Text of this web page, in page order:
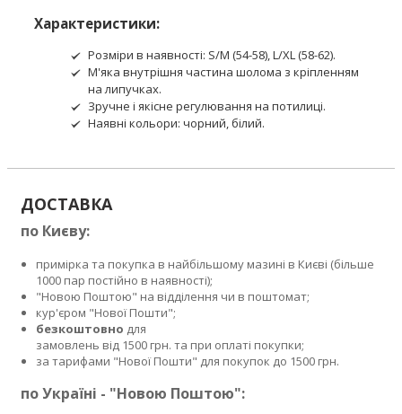
Характеристики:
Розміри в наявності: S/M (54-58), L/XL (58-62).
М'яка внутрішня частина шолома з кріпленням
на липучках.
Зручне і якісне регулювання на потилиці.
Наявні кольори: чорний, білий.
ДОСТАВКА
по Києву:
примірка та покупка в найбільшому мазині в Києві (більше
1000 пар постійно в наявності);
"Новою Поштою" на відділення чи в поштомат;
кур'єром "Нової Пошти";
безкоштовно для
замовлень від 1500 грн. та при оплаті покупки;
за тарифами "Нової Пошти" для покупок до 1500 грн.
по Україні - "Новою Поштою":